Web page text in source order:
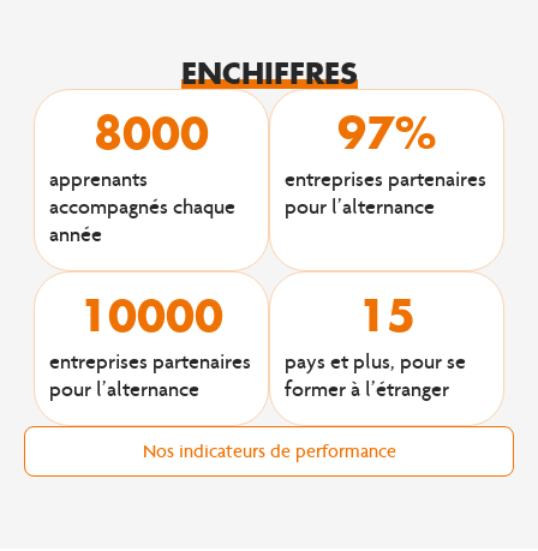
ENCHIFFRES
apprenants
accompagnés chaque
année
8000
entreprises partenaires
pour l’alternance
97%
entreprises partenaires
pour l’alternance
10000
pays et plus, pour se
former à l’étranger
15
Nos indicateurs de performance